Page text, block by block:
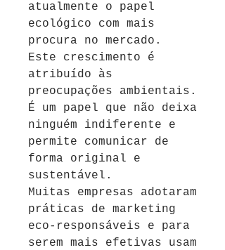
atualmente o papel
ecológico com mais
procura no mercado.
Este crescimento é
atribuído às
preocupações ambientais.
É um papel que não deixa
ninguém indiferente e
permite comunicar de
forma original e
sustentável.
Muitas empresas adotaram
práticas de marketing
eco-responsáveis e para
serem mais efetivas usam